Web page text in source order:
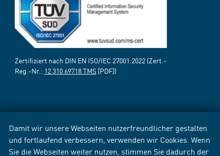
Damit wir unsere Webseiten nutzerfreundlicher gestalten
und fortlaufend verbessern, verwenden wir Cookies. Wenn
Sie die Webseiten weiter nutzen, stimmen Sie dadurch der
Zertifiziert nach DIN EN ISO/IEC 27001:2022 (Zert.-
Reg.-Nr.: 12 310 69718 TMS [PDF])